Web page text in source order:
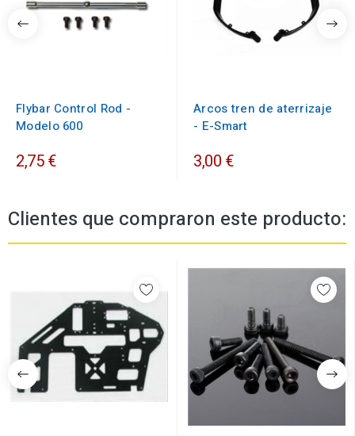
Flybar Control Rod -
Modelo 600
2,75 €
Arcos tren de aterrizaje
- E-Smart
3,00 €
Clientes que compraron este producto: